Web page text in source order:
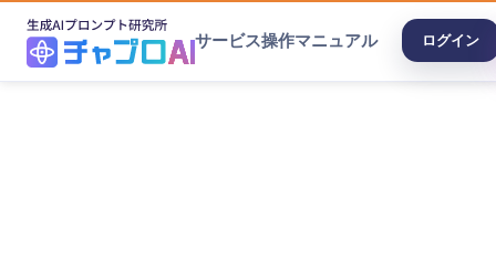
サービス操作マニュアル ログイン